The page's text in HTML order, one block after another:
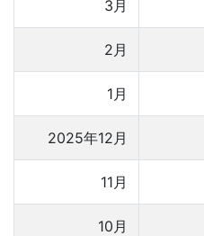
3月
2月
1月
2025年12月
11月
10月